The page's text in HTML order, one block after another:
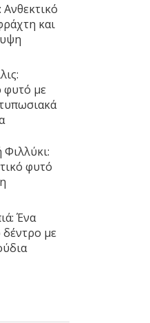
και
φυτό με
φυτό
Ένα
δέντρο με